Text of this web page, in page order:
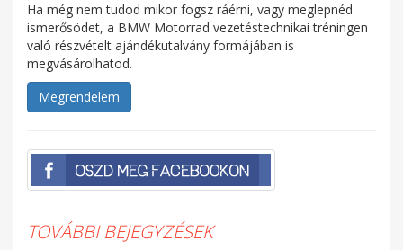
Ha még nem tudod mikor fogsz ráérni, vagy meglepnéd
ismerősödet, a BMW Motorrad vezetéstechnikai tréningen
való részvételt ajándékutalvány formájában is
megvásárolhatod.
Megrendelem
TOVÁBBI BEJEGYZÉSEK